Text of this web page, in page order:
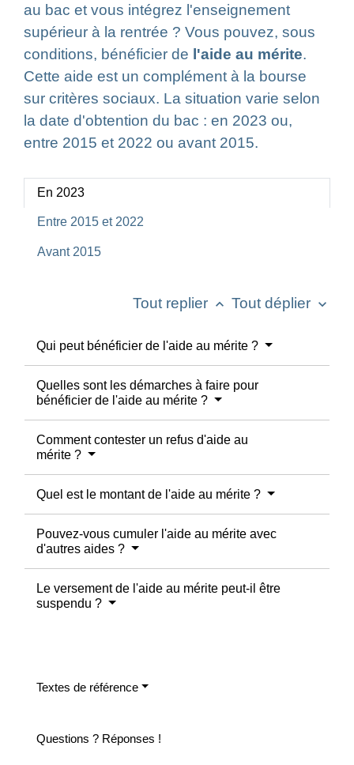
au bac et vous intégrez l'enseignement
supérieur à la rentrée ? Vous pouvez, sous
conditions, bénéficier de l'aide au mérite.
Cette aide est un complément à la bourse
sur critères sociaux. La situation varie selon
la date d'obtention du bac : en 2023 ou,
entre 2015 et 2022 ou avant 2015.
En 2023
Entre 2015 et 2022
Avant 2015
Tout replier keyboard_arrow_up Tout déplier keyboard_arrow_down
Qui peut bénéficier de l'aide au mérite ?
Quelles sont les démarches à faire pour
bénéficier de l'aide au mérite ?
Comment contester un refus d'aide au
mérite ?
Quel est le montant de l'aide au mérite ?
Pouvez-vous cumuler l'aide au mérite avec
d'autres aides ?
Le versement de l'aide au mérite peut-il être
suspendu ?
Textes de référence
Questions ? Réponses !